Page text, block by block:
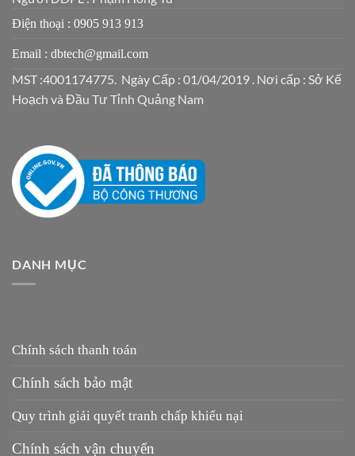
Điện thoại : 0905 913 913
Email : dbtech@gmail.com
MST :4001174775. Ngày Cấp : 01/04/2019 . Nơi cấp : Sở Kế
Hoạch và Đầu Tư Tỉnh Quảng Nam
DANH MỤC
Chính sách thanh toán
Chính sách bảo mật
Quy trình giải quyết tranh chấp khiếu nại
Chính sách vận chuyển